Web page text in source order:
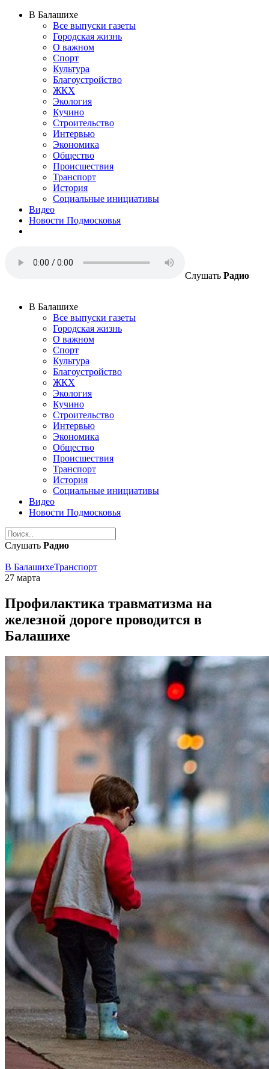
В Балашихе
Все выпуски газеты
Городская жизнь
О важном
Спорт
Культура
Благоустройство
ЖКХ
Экология
Кучино
Строительство
Интервью
Экономика
Общество
Происшествия
Транспорт
История
Социальные инициативы
Видео
Новости Подмосковья
Слушать Радио
В Балашихе
Все выпуски газеты
Городская жизнь
О важном
Спорт
Культура
Благоустройство
ЖКХ
Экология
Кучино
Строительство
Интервью
Экономика
Общество
Происшествия
Транспорт
История
Социальные инициативы
Видео
Новости Подмосковья
Слушать Радио
В БалашихеТранспорт
27 марта
Профилактика травматизма на
железной дороге проводится в
Балашихе